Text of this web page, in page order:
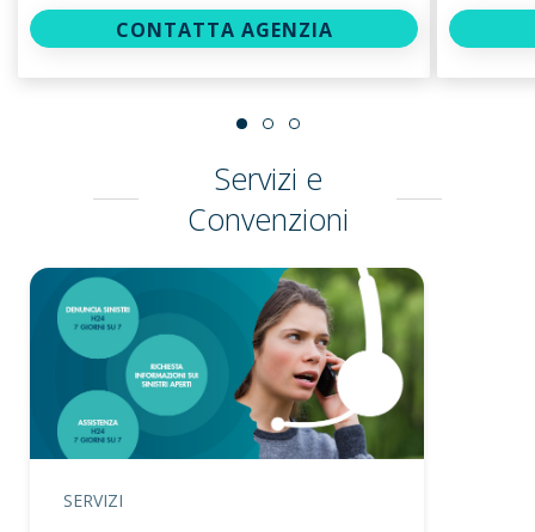
CONTATTA AGENZIA
Servizi e
Convenzioni
SERVIZI